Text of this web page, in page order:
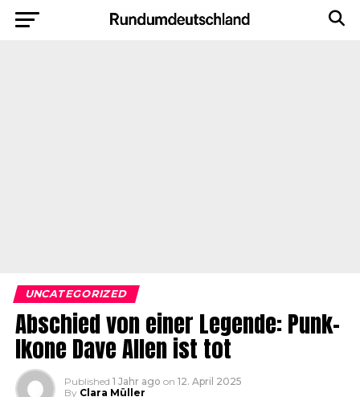
UNCATEGORIZED
Abschied von einer Legende: Punk-
Ikone Dave Allen ist tot
Published 1 Jahr ago on 12. April 2025
By Clara Müller